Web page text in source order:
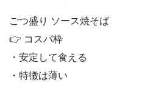
ごつ盛り ソース焼そば
👉 コスパ枠
・安定して食える
・特徴は薄い